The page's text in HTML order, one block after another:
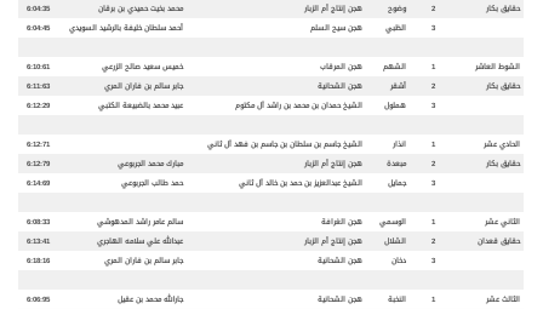
حقايقبكار 2 وضوح هجن إنتاج أم الزبار محمد بخيت حميدي بن برقان
6:04:35
3
الظبي هجن سيح السلم أحمد سلطان خليفة بالرشيد السويدي 6:04:45
الشوط العاشر 1 الشهم هجن المرقاب خميس سعيد صالح الزرعي
6:10:61
حقايق بكار
2 أشقر هجن الشحانية جابر سالم بن فاران المري
6:11:63
3
هملول الشيخ حمدان بن محمد بن راشد آل مكتوم عبيد محمد بالضبيعة الكتبي 6:12:29
الحادي عشر 1 انذار الشيخ جاسم بن سلطان بن جاسم بن فهد آل ثاني
6:12:71
حقايق بكار
2 مبعدة هجن إنتاج أم الزبار مبارك محمد الجربوعي
6:12:79
3
جمايل الشيخ عبدالعزيز بن حمد بن خالد آل ثاني حمد طالب الجربوعي 6:14:69
الثاني عشر 1 الوسمي هجن الغرافة سالم عامر راشد المدهوشي
6:08:33
حقايق قعدان
2 الشلال هجن إنتاج أم الزبار عبدالله علي سلامه الهاجري
6:13:41
3
دخان هجن الشحانية جابر سالم بن فاران المري 6:18:16
الثالث عشر 1 النخبة هجن الشحانية جارالله محمد بن عقيل
6:06:95